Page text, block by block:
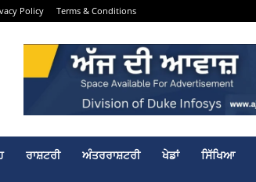
Policy Terms & Conditions
ਰਾਸ਼ਟਰੀ ਅੰਤਰਰਾਸ਼ਟਰੀ ਖੇਡਾਂ ਸਿੱਖਿਆ